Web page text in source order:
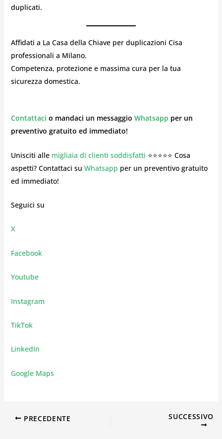
duplicati.
Affidati a La Casa della Chiave per duplicazioni Cisa
professionali a Milano.
Competenza, protezione e massima cura per la tua
sicurezza domestica.
Contattaci o mandaci un messaggio Whatsapp per un
preventivo gratuito ed immediato!
Unisciti alle migliaia di clienti soddisfatti ⭐⭐⭐⭐⭐ Cosa
aspetti? Contattaci su Whatsapp per un preventivo gratuito
ed immediato!
Seguici su
X
Facebook
Youtube
Instagram
TikTok
LinkedIn
Google Maps
PRECEDENTE SUCCESSIVO